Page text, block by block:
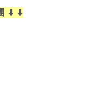
⬇️ ⬇️